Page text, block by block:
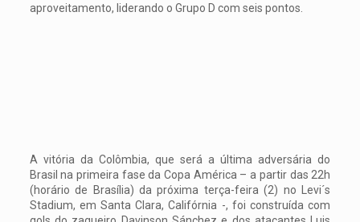
aproveitamento, liderando o Grupo D com seis pontos.
A vitória da Colômbia, que será a última adversária do
Brasil na primeira fase da Copa América – a partir das 22h
(horário de Brasília) da próxima terça-feira (2) no Levi´s
Stadium, em Santa Clara, Califórnia -, foi construída com